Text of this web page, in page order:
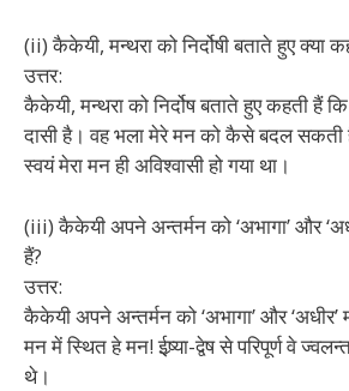
(ii) कैकेयी, मन्थरा को निर्दोषी बताते हुए क्या
उत्तर:
कैकेयी, मन्थरा को निर्दोष बताते हुए कहती हैं
दासी है। वह भला मेरे मन को कैसे बदल
स्वयं मेरा मन ही अविश्वासी हो गया था।
(iii) कैकेयी अपने अन्तर्मन को ‘अभागा’ और
हैं?
उत्तर:
कैकेयी अपने अन्तर्मन को ‘अभागा’ और
मन में स्थित हे मन! ईष्र्या-द्वेष से परिपूर्ण वे
थे।